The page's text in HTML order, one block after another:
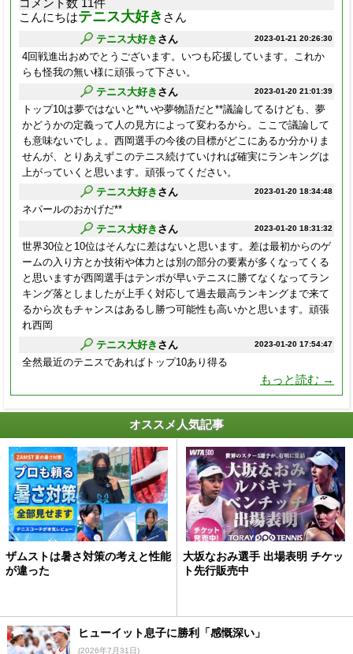
コメント数 11件
こんにちはテニス大好き さん
2023-01-21 20:26:30
テニス大好き さん
4回戦進出おめでとうございます。いつも応援しています。これか
らも怪我の無い様に頑張って下さい。
2023-01-20 21:01:39
テニス大好き さん
トップ10は夢ではないと**いや夢物語だと**議論してるけども、夢
かどうかの定義って人の見方によって変わるから。ここで議論して
も意味ないでしょ。西岡選手の今後の目標がどこにあるか分かりま
せんが、とりあえずこのテニス続けていければ確実にランキングは
上がっていくと思います。頑張ってください。
2023-01-20 18:34:48
テニス大好き さん
ネパールのおかげだ**
2023-01-20 18:31:32
テニス大好き さん
世界30位と10位はそんなに差はないと思います。差は最初からのゲ
ームの入り方とか技術や体力とは別の部分の要素が多くなってくる
と思いますが西岡選手はテンポが早いテニスに勝てなくなってラン
キング落としましたが上手く対応して過去最高ランキングまで来て
るから次もチャンスはあるし勝つ可能性も高いかと思います。頑張
れ西岡
2023-01-20 17:54:47
テニス大好き さん
全然最近のテニスであればトップ10あり得る
もっと読む →
オススメ人気記事
ザムストは暑さ対策の考えと性能
が違った
大坂なおみ選手 出場表明 チケッ
ト先行販売中
ヒューイット息子に勝利「感慨深い」
(2026年7月31日)